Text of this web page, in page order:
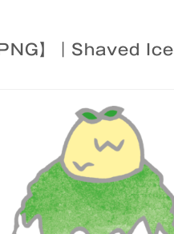
PNG】｜Shaved Ice